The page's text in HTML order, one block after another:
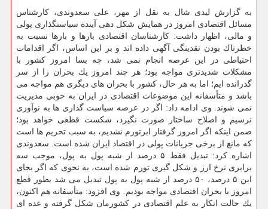
به گزارش لیدی شال به نقل از مهر، علی سعدوندی، كارشناس
مسائل اقتصادی امروز در همایش شكل دهی آینده سیاستگذاری پولی
و مالی، اظهار داشت: كارشناسان اقتصادی بارها و بارها نسبت به
خطرناك بودن نقدینگی آگهی داده اند و بر این اساس، اگر اقدامات
احتیاطی در این عرصه انجام نمی شد، چه بسا امروز كشور با
مشكلات شدیدتری مواجه بود؛ هر چند امروز یك بحران را از سر
گذرانده ایم؛ اما به هر حال، كشور با بحران های دیگری هم مواجه می
باشد و متأسفانه این موضوعات اقتصادی در ایران به خوبی مدیریت
نمی شوند. وی ادامه داد: اگر در عرصه سیاست گذاری ها به نوآوری
نرسیم و اصلاح ساختار صورت نگیرد، شكست قطعی خواهد بود؛
ضمن اینكه اگر امروز گرفتار ابرتورم نشدیم، به سبب تحریم ها است
كه مانع از برخی جریانات پولی در اقتصاد ایران شده است. سعدوندی
اشاره كرد: تبدیل فقط ۵ درصد از شبه پول به پول، موجب سه
برابری نرخ ارز و شكل گیری تورم شده است، به نحوی كه اگر بجای
این ۵ درصد، ۵۰ درصد از شبه پول به پول تبدیل می شد بطور قطع
امروز با بحران اقتصادی مواجه بودیم. وی افزود: متأسفانه هم اكنون،
یك حالت انكار به علم اقتصادی در كشورمان شكل گرفته و عده ای